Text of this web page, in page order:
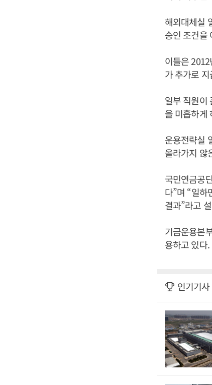
해외대체실
승인 조건을
이들은
가 추가로
일부 직원이
을 미흡하게
운용전략실
올라가지 않
국민연금공
다”며 “일하
결과”라고
기금운용본
용하고 있다
인기기사